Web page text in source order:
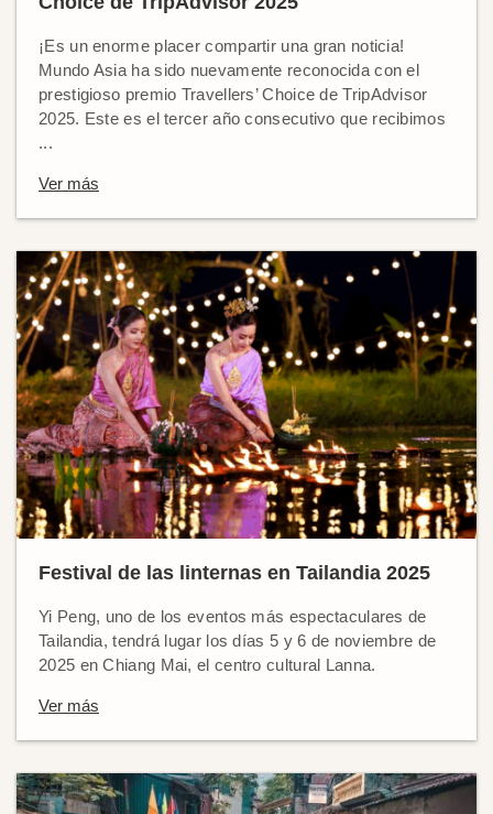
¡Es un enorme placer compartir una gran noticia!
Mundo Asia ha sido nuevamente reconocida con el
prestigioso premio Travellers’ Choice de TripAdvisor
2025. Este es el tercer año consecutivo que recibimos
...
Ver más
Festival de las linternas en Tailandia 2025
Yi Peng, uno de los eventos más espectaculares de
Tailandia, tendrá lugar los días 5 y 6 de noviembre de
2025 en Chiang Mai, el centro cultural Lanna.
Ver más